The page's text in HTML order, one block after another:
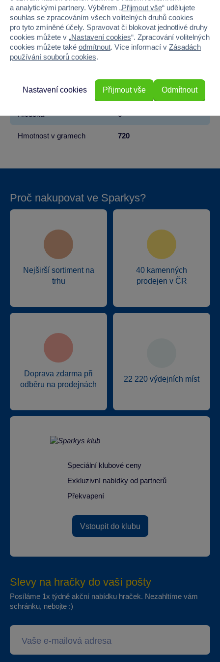
Věk od
Pohlaví HOLKA, KLUK
Materiál PLAST
Výška 17
Hloubka 6
Hmotnost v gramech 720
Proč nakupovat ve Sparkys?
Nejširší sortiment na
trhu
40 kamenných
prodejen v ČR
Doprava zdarma při
odběru na prodejnách
22 220 výdejních míst
Speciální klubové ceny
Exkluzivní nabídky od partnerů
Překvapení
Vstoupit do klubu
Slevy na hračky do vaší pošty
Posíláme 1x týdně akční nabídku hraček. Nezahltíme vám
schránku, nebojte :)
a analytickými partnery. Výběrem „Přijmout vše“ udělujete
souhlas se zpracováním všech volitelných druhů cookies
pro tyto zmíněné účely. Spravovat či blokovat jednotlivé druhy
cookies můžete v „Nastavení cookies“. Zpracování volitelných
cookies můžete také odmítnout. Více informací v Zásadách
používání souborů cookies.
Odmítnout
Nastavení cookies Přijmout vše